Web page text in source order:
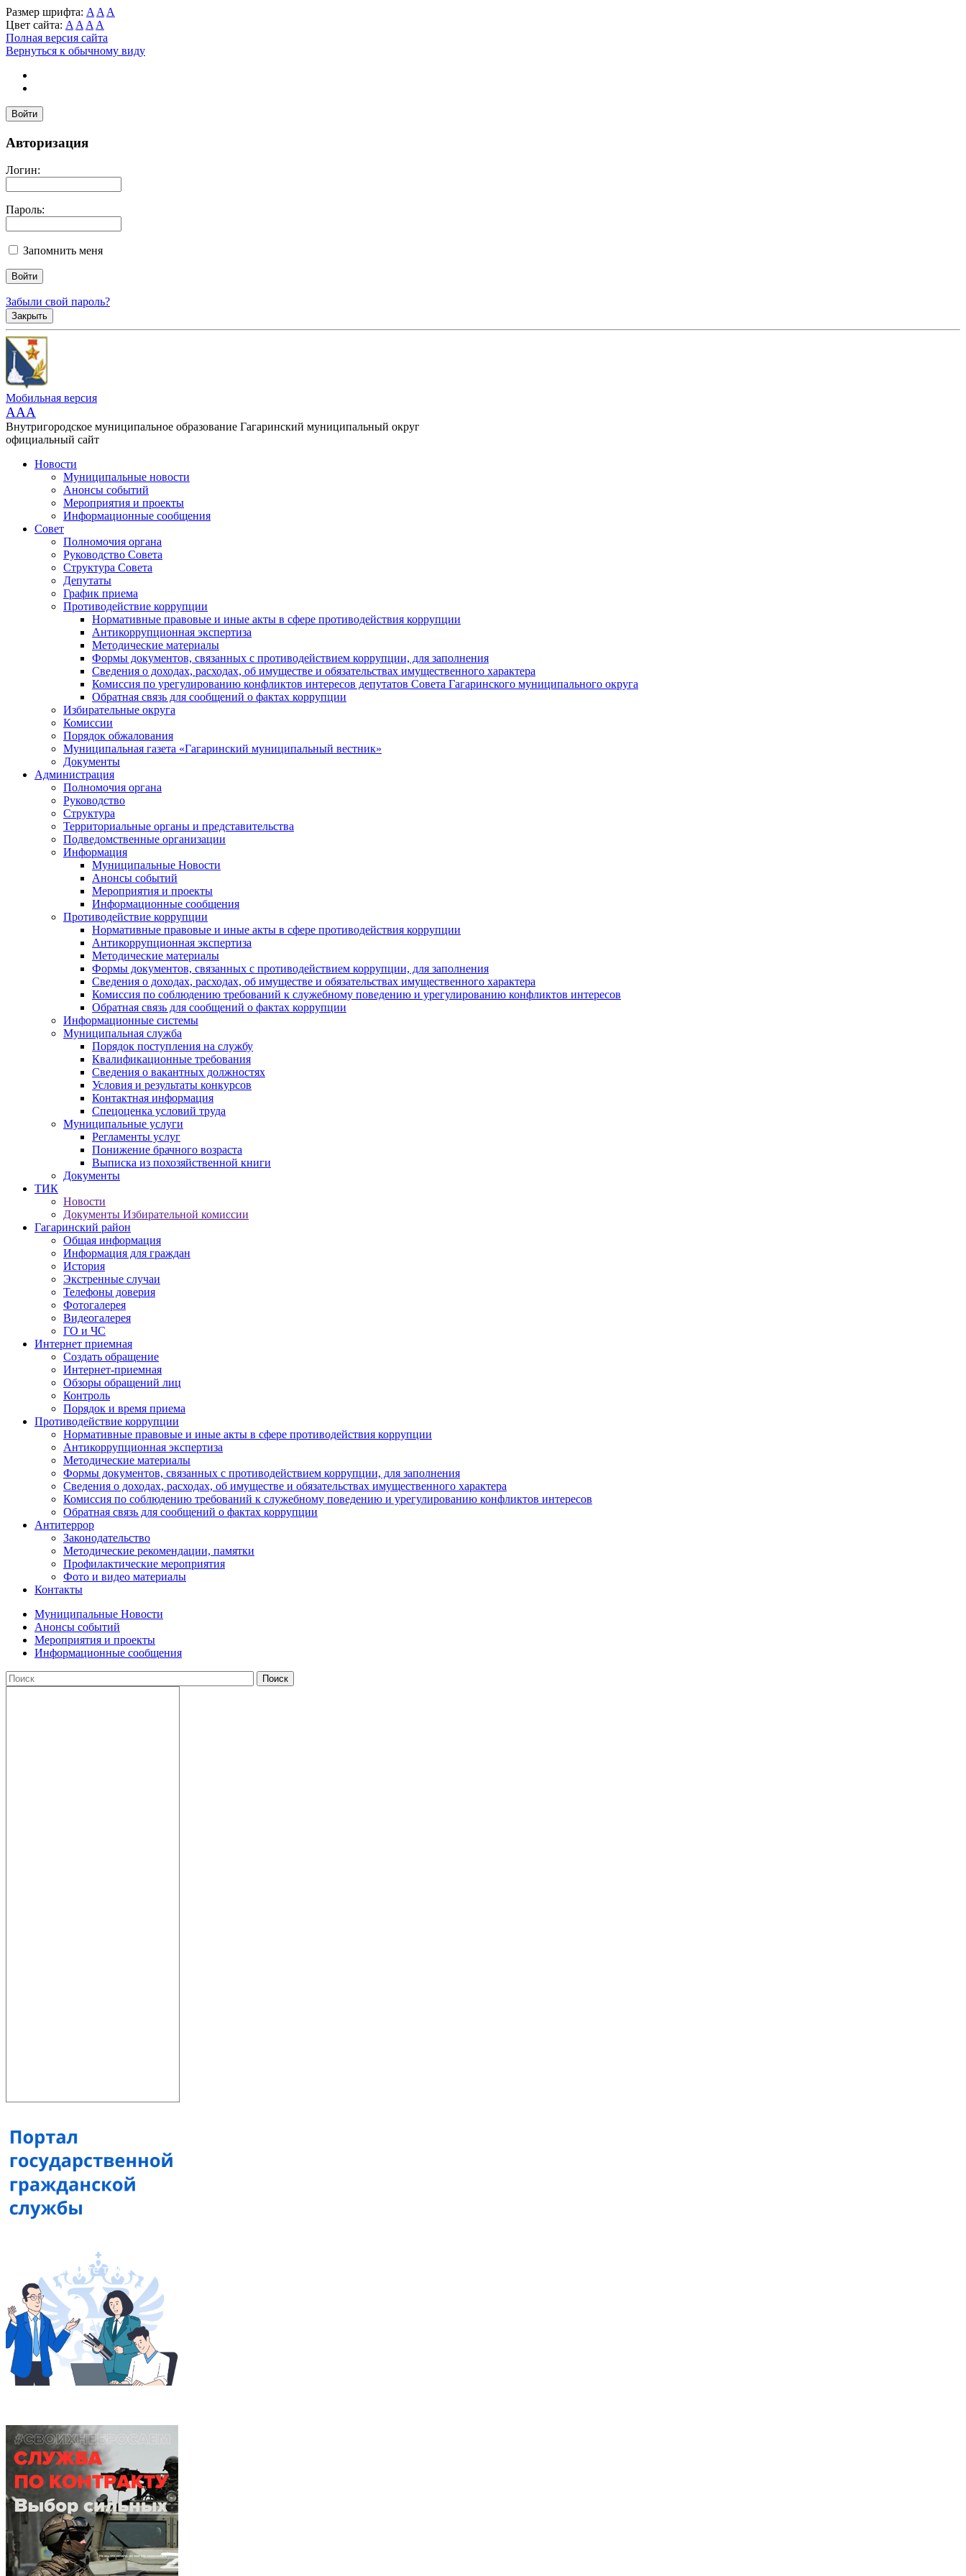
Размер шрифта: A A A
Цвет сайта: A A A A
Полная версия сайта
Вернуться к обычному виду
Войти
Авторизация
Логин:
Пароль:
Запомнить меня
Забыли свой пароль?
Закрыть
Мобильная версия
AAA
Внутригородское муниципальное образование Гагаринский муниципальный округ
официальный сайт
Новости
Муниципальные новости
Анонсы событий
Мероприятия и проекты
Информационные сообщения
Совет
Полномочия органа
Руководство Совета
Структура Совета
Депутаты
График приема
Противодействие коррупции
Нормативные правовые и иные акты в сфере противодействия коррупции
Антикоррупционная экспертиза
Методические материалы
Формы документов, связанных с противодействием коррупции, для заполнения
Сведения о доходах, расходах, об имуществе и обязательствах имущественного характера
Комиссия по урегулированию конфликтов интересов депутатов Совета Гагаринского муниципального округа
Обратная связь для сообщений о фактах коррупции
Избирательные округа
Комиссии
Порядок обжалования
Муниципальная газета «Гагаринский муниципальный вестник»
Документы
Администрация
Полномочия органа
Руководство
Структура
Территориальные органы и представительства
Подведомственные организации
Информация
Муниципальные Новости
Анонсы событий
Мероприятия и проекты
Информационные сообщения
Противодействие коррупции
Нормативные правовые и иные акты в сфере противодействия коррупции
Антикоррупционная экспертиза
Методические материалы
Формы документов, связанных с противодействием коррупции, для заполнения
Сведения о доходах, расходах, об имуществе и обязательствах имущественного характера
Комиссия по соблюдению требований к служебному поведению и урегулированию конфликтов интересов
Обратная связь для сообщений о фактах коррупции
Информационные системы
Муниципальная служба
Порядок поступления на службу
Квалификационные требования
Сведения о вакантных должностях
Условия и результаты конкурсов
Контактная информация
Спецоценка условий труда
Муниципальные услуги
Регламенты услуг
Понижение брачного возраста
Выписка из похозяйственной книги
Документы
ТИК
Новости
Документы Избирательной комиссии
Гагаринский район
Общая информация
Информация для граждан
История
Экстренные случаи
Телефоны доверия
Фотогалерея
Видеогалерея
ГО и ЧС
Интернет приемная
Создать обращение
Интернет-приемная
Обзоры обращений лиц
Контроль
Порядок и время приема
Противодействие коррупции
Нормативные правовые и иные акты в сфере противодействия коррупции
Антикоррупционная экспертиза
Методические материалы
Формы документов, связанных с противодействием коррупции, для заполнения
Сведения о доходах, расходах, об имуществе и обязательствах имущественного характера
Комиссия по соблюдению требований к служебному поведению и урегулированию конфликтов интересов
Обратная связь для сообщений о фактах коррупции
Антитеррор
Законодательство
Методические рекомендации, памятки
Профилактические мероприятия
Фото и видео материалы
Контакты
Муниципальные Новости
Анонсы событий
Мероприятия и проекты
Информационные сообщения